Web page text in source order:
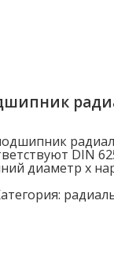
DIN
диаметр x